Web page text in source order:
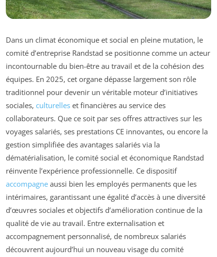
Dans un climat économique et social en pleine mutation, le
comité d’entreprise Randstad se positionne comme un acteur
incontournable du bien-être au travail et de la cohésion des
équipes. En 2025, cet organe dépasse largement son rôle
traditionnel pour devenir un véritable moteur d’initiatives
sociales, culturelles et financières au service des
collaborateurs. Que ce soit par ses offres attractives sur les
voyages salariés, ses prestations CE innovantes, ou encore la
gestion simplifiée des avantages salariés via la
dématérialisation, le comité social et économique Randstad
réinvente l’expérience professionnelle. Ce dispositif
accompagne aussi bien les employés permanents que les
intérimaires, garantissant une égalité d’accès à une diversité
d’œuvres sociales et objectifs d’amélioration continue de la
qualité de vie au travail. Entre externalisation et
accompagnement personnalisé, de nombreux salariés
découvrent aujourd’hui un nouveau visage du comité